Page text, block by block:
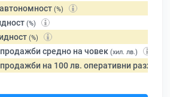
(%)
(%)
(%)
средно на човек (хил. лв.)
на 100 лв. оперативни разходи